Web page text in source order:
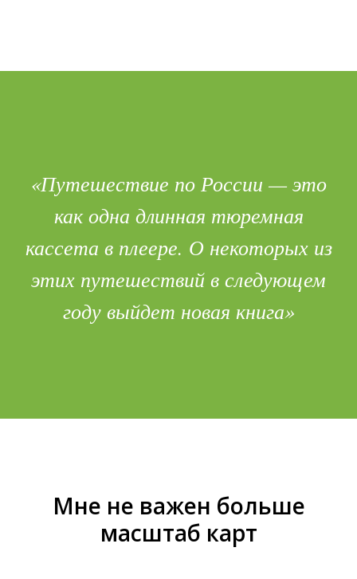
«Путешествие по России — это
как одна длинная тюремная
кассета в плеере. О некоторых из
этих путешествий в следующем
году выйдет новая книга»
Мне не важен больше
масштаб карт